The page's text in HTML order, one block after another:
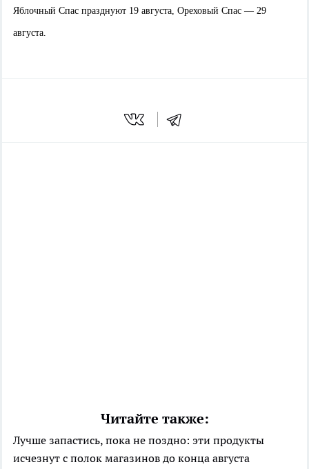
Яблочный Спас празднуют 19 августа, Ореховый Спас — 29
августа.
Читайте также:
Лучше запастись, пока не поздно: эти продукты
исчезнут с полок магазинов до конца августа